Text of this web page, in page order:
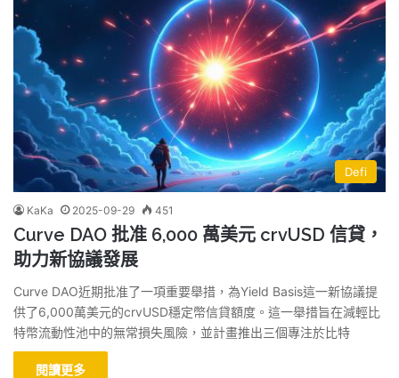
Defi
KaKa 2025-09-29 451
Curve DAO 批准 6,000 萬美元 crvUSD 信貸，
助力新協議發展
Curve DAO近期批准了一項重要舉措，為Yield Basis這一新協議提
供了6,000萬美元的crvUSD穩定幣信貸額度。這一舉措旨在減輕比
特幣流動性池中的無常損失風險，並計畫推出三個專注於比特
閱讀更多